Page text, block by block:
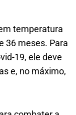
temperatura
36 meses. Para
19, ele deve
e, no máximo,